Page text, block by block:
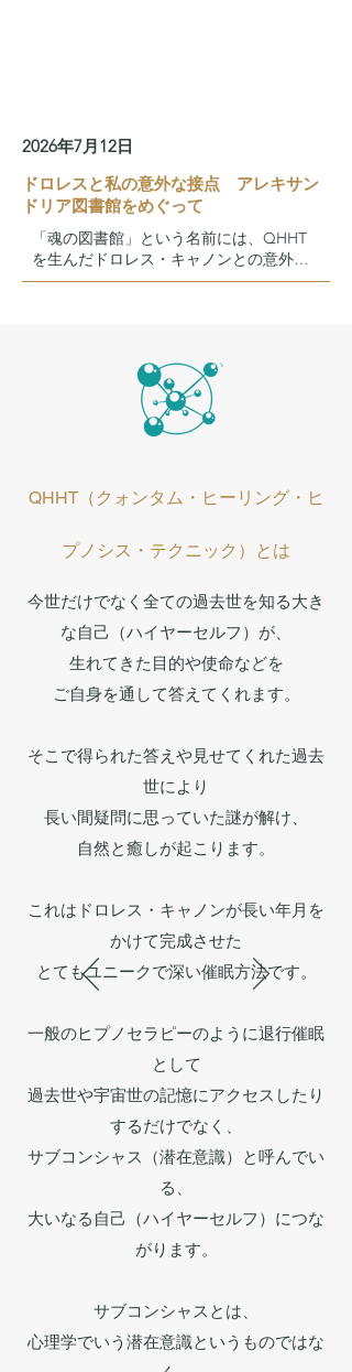
2026年7月12日
ドロレスと私の意外な接点 アレキサン
ドリア図書館をめぐって
「魂の図書館」という名前には、QHHT
を生んだドロレス・キャノンとの意外な
接点が隠れています。アレキサンドリア
QHHT（クォンタム・ヒーリング・ヒ
プノシス・テクニック）とは
今世だけでなく全ての過去世を知る大き
な自己（ハイヤーセルフ）が、
生れてきた目的や使命などを
ご自身を通して答えてくれます。
そこで得られた答えや見せてくれた過去
世により
長い間疑問に思っていた謎が解け、
自然と癒しが起こります。
これはドロレス・キャノンが長い年月を
かけて完成させた
とてもユニークで深い催眠方法です。
一般のヒプノセラピーのように退行催眠
として
過去世や宇宙世の記憶にアクセスしたり
するだけでなく、
サブコンシャス（潜在意識）と呼んでい
る、
大いなる自己（ハイヤーセルフ）につな
がります。
サブコンシャスとは、
心理学でいう潜在意識というものではな